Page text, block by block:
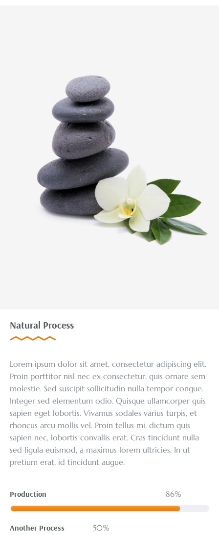
Natural Process
Lorem ipsum dolor sit amet, consectetur adipiscing elit.
Proin porttitor nisl nec ex consectetur, quis ornare sem
molestie. Sed suscipit sollicitudin nulla tempor congue.
Integer sed elementum odio. Quisque ullamcorper quis
sapien eget lobortis. Vivamus sodales varius turpis, et
rhoncus arcu mollis vel. Proin tellus mi, dictum quis
sapien nec, lobortis convallis erat. Cras tincidunt nulla
sed ligula euismod, a maximus lorem ultricies. In ut
pretium erat, id tincidunt augue.
Production 86
Another Process 50